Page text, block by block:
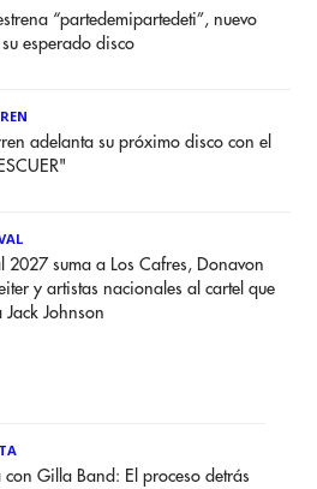
“partedemipartedeti”, nuevo
esperado disco
adelanta su próximo disco con el
2027 suma a Los Cafres, Donavon
y artistas nacionales al cartel que
Jack Johnson
con Gilla Band: El proceso detrás